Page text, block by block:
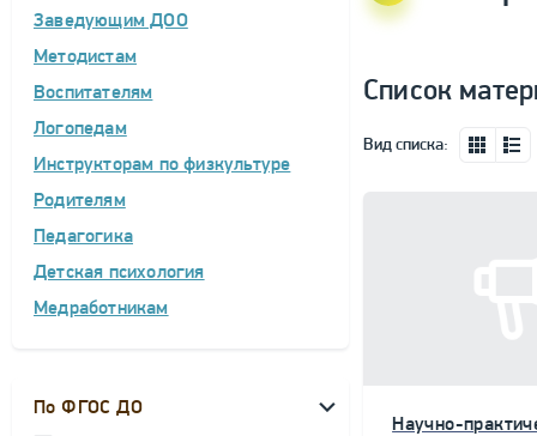
Заведующим ДОО
Методистам
Воспитателям
Логопедам
Инструкторам по физкультуре
Родителям
Педагогика
Детская психология
Медработникам
По ФГОС ДО
Список
Вид списка:
Научно-